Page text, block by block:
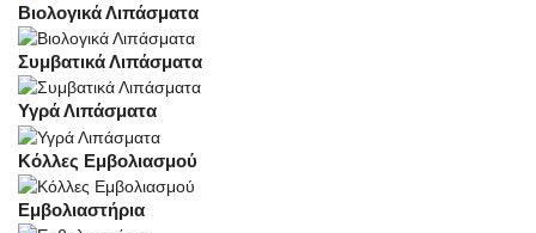
Βιολογικά Λιπάσματα
Συμβατικά Λιπάσματα
Υγρά Λιπάσματα
Κόλλες Εμβολιασμού
Εμβολιαστήρια